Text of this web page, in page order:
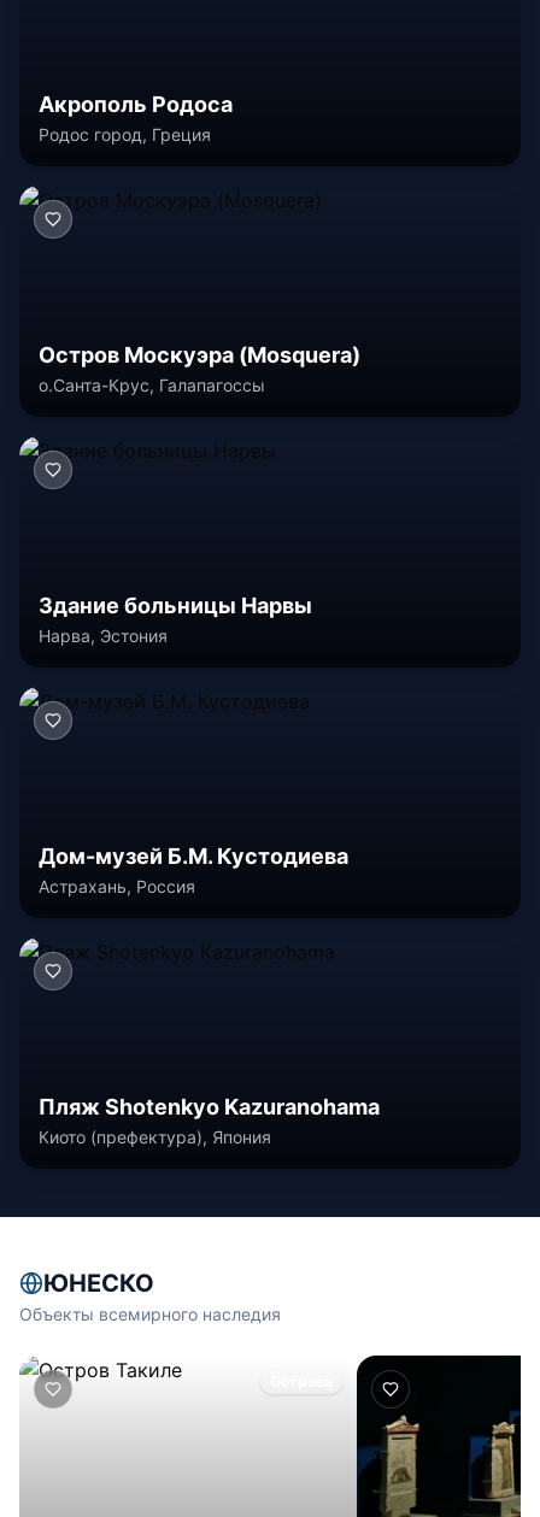
Акрополь Родоса
Родос город, Греция
Остров Москуэра (Mosquera)
о.Санта-Крус, Галапагоссы
Здание больницы Нарвы
Нарва, Эстония
Дом-музей Б.М. Кустодиева
Астрахань, Россия
Пляж Shotenkyo Kazuranohama
Киото (префектура), Япония
ЮНЕСКО
Объекты всемирного наследия